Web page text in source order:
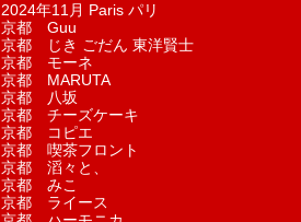
2024年11月 Paris パリ
京都 Guu
京都 じき ごだん 東洋賢士
京都 モーネ
京都 MARUTA
京都 八坂
京都 チーズケーキ
京都 コピエ
京都 喫茶フロント
京都 滔々と、
京都 みこ
京都 ライース